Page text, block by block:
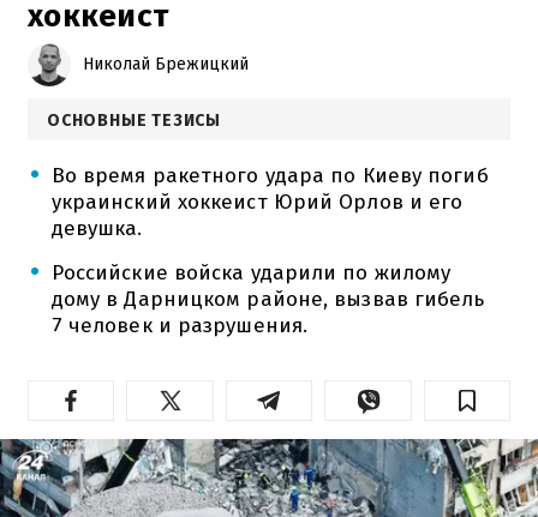
хоккеист
Николай Брежицкий
ОСНОВНЫЕ ТЕЗИСЫ
Во время ракетного удара по Киеву погиб
украинский хоккеист Юрий Орлов и его
девушка.
Российские войска ударили по жилому
дому в Дарницком районе, вызвав гибель
7 человек и разрушения.